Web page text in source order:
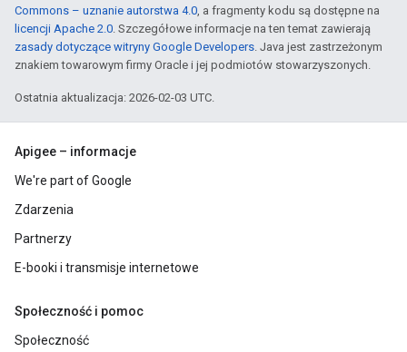
Commons – uznanie autorstwa 4.0, a fragmenty kodu są dostępne na
licencji Apache 2.0. Szczegółowe informacje na ten temat zawierają
zasady dotyczące witryny Google Developers. Java jest zastrzeżonym
znakiem towarowym firmy Oracle i jej podmiotów stowarzyszonych.
Ostatnia aktualizacja: 2026-02-03 UTC.
Apigee – informacje
We're part of Google
Zdarzenia
Partnerzy
E-booki i transmisje internetowe
Społeczność i pomoc
Społeczność